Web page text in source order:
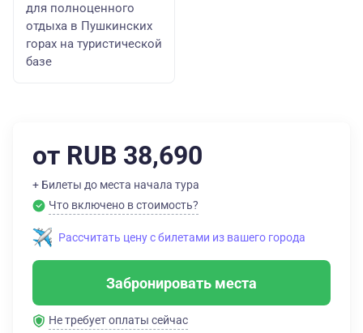
для полноценного
отдыха в Пушкинских
горах на туристической
базе
от RUB 38,690
+ Билеты до места начала тура
Что включено в стоимость?
Рассчитать цену с билетами из вашего города
Забронировать места
Не требует оплаты сейчас